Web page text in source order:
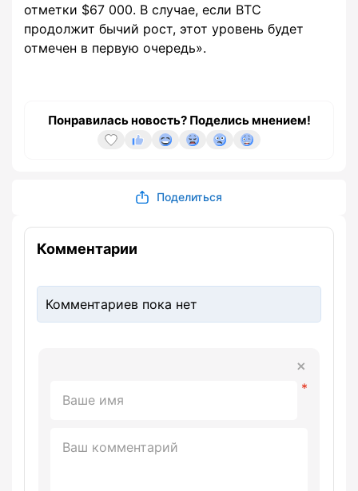
отметки $67 000. В случае, если BTC
продолжит бычий рост, этот уровень будет
отмечен в первую очередь».
Понравилась новость? Поделись мнением!
Поделиться
Комментарии
Комментариев пока нет